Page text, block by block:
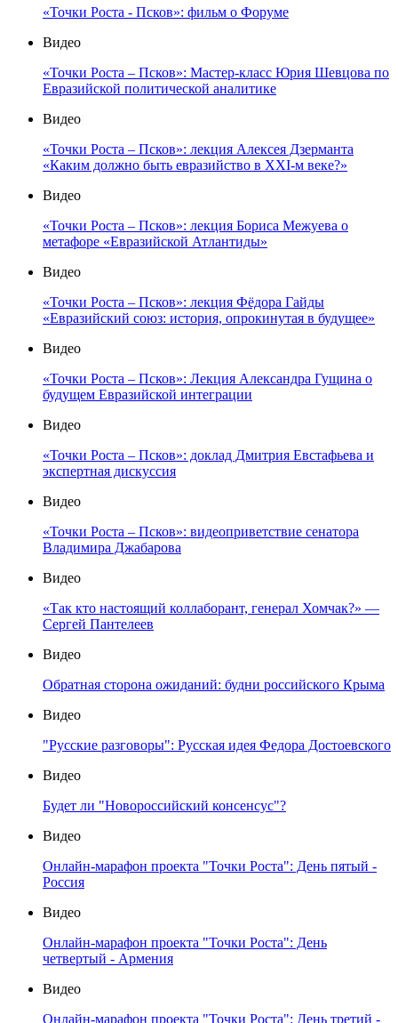
«Точки Роста - Псков»: фильм о Форуме
Видео
«Точки Роста – Псков»: Мастер-класс Юрия Шевцова по
Евразийской политической аналитике
Видео
«Точки Роста – Псков»: лекция Алексея Дзерманта
«Каким должно быть евразийство в XXI-м веке?»
Видео
«Точки Роста – Псков»: лекция Бориса Межуева о
метафоре «Евразийской Атлантиды»
Видео
«Точки Роста – Псков»: лекция Фёдора Гайды
«Евразийский союз: история, опрокинутая в будущее»
Видео
«Точки Роста – Псков»: Лекция Александра Гущина о
будущем Евразийской интеграции
Видео
«Точки Роста – Псков»: доклад Дмитрия Евстафьева и
экспертная дискуссия
Видео
«Точки Роста – Псков»: видеоприветствие сенатора
Владимира Джабарова
Видео
«Так кто настоящий коллаборант, генерал Хомчак?» —
Сергей Пантелеев
Видео
Обратная сторона ожиданий: будни российского Крыма
Видео
"Русские разговоры": Русская идея Федора Достоевского
Видео
Будет ли "Новороссийский консенсус"?
Видео
Онлайн-марафон проекта "Точки Роста": День пятый -
Россия
Видео
Онлайн-марафон проекта "Точки Роста": День
четвертый - Армения
Видео
Онлайн-марафон проекта "Точки Роста": День третий -